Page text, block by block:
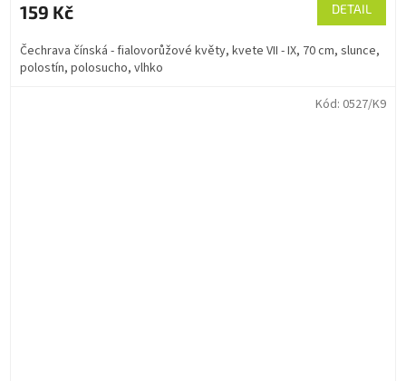
159 Kč DETAIL
Čechrava čínská - fialovorůžové květy, kvete VII - IX, 70 cm, slunce,
polostín, polosucho, vlhko
Kód: 0527/K9